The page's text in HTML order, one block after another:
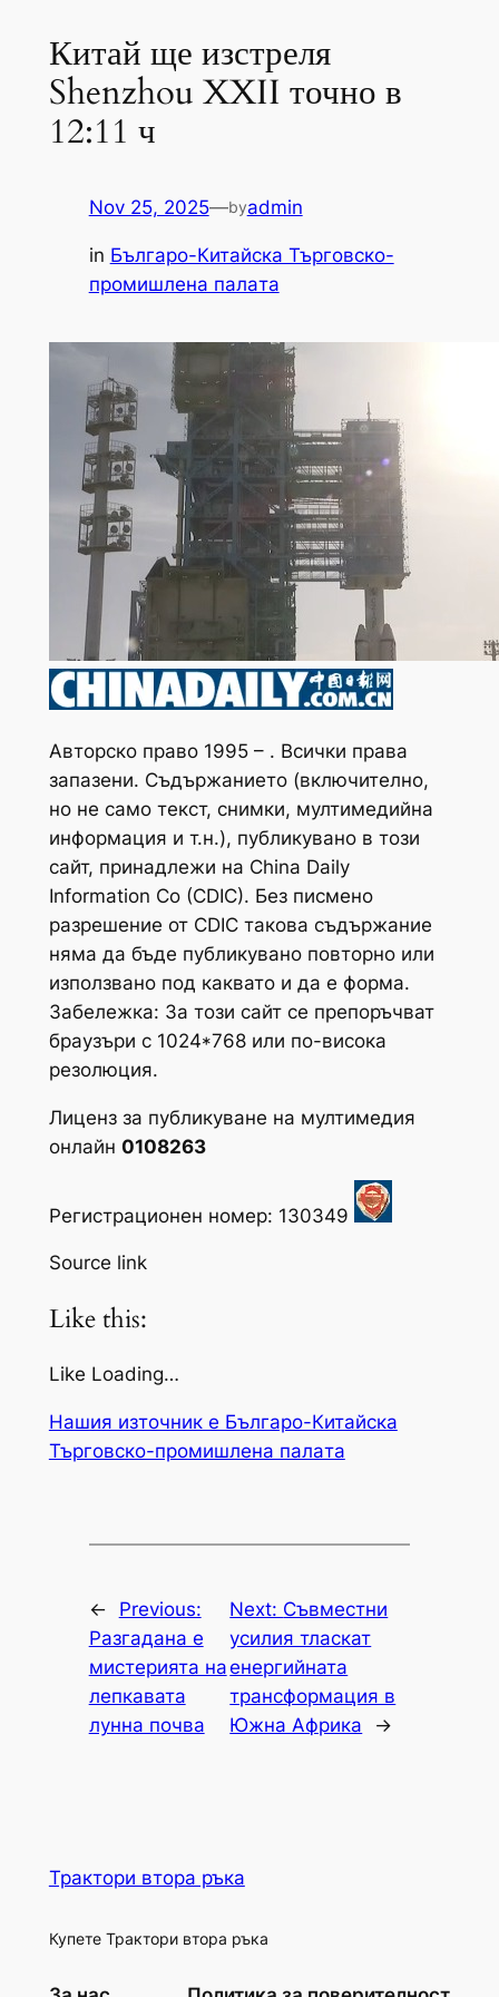
Китай ще изстреля
Shenzhou XXII точно в
12:11 ч
Nov 25, 2025—byadmin
in Българо-Китайска Търговско-
промишлена палaта
Авторско право 1995 – . Всички права
запазени. Съдържанието (включително,
но не само текст, снимки, мултимедийна
информация и т.н.), публикувано в този
сайт, принадлежи на China Daily
Information Co (CDIC). Без писмено
разрешение от CDIC такова съдържание
няма да бъде публикувано повторно или
използвано под каквато и да е форма.
Забележка: За този сайт се препоръчват
браузъри с 1024*768 или по-висока
резолюция.
Лиценз за публикуване на мултимедия
онлайн 0108263
Регистрационен номер: 130349
Source link
Like this:
Like Loading…
Нашия източник е Българо-Китайска
Търговско-промишлена палaта
←
Previous:
Разгадана е
мистерията на
лепкавата
лунна почва
Next: Съвместни
усилия тласкат
енергийната
трансформация в
Южна Африка
→
Трактори втора ръка
Купете Трактори втора ръка